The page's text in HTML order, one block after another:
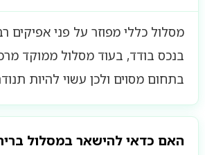
מסלול כללי מפוזר על פני אפיקים
בנכס בודד, בעוד מסלול ממוקד
בתחום מסוים ולכן עשוי להיות
האם כדאי להישאר במסלול